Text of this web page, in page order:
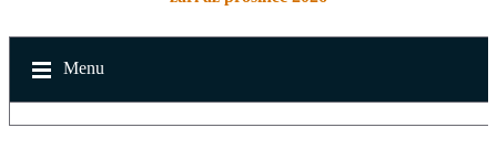
Menu